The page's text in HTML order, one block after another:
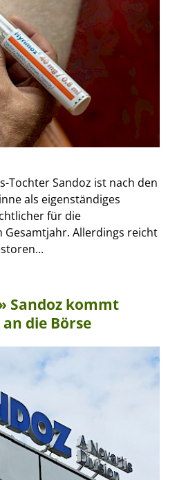
Tochter Sandoz ist nach den
als eigenständiges
für die
Gesamtjahr. Allerdings reicht
Sandoz kommt
die Börse